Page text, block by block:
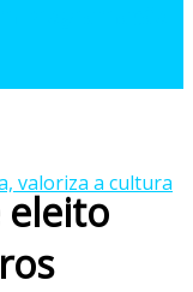
programação
eleito